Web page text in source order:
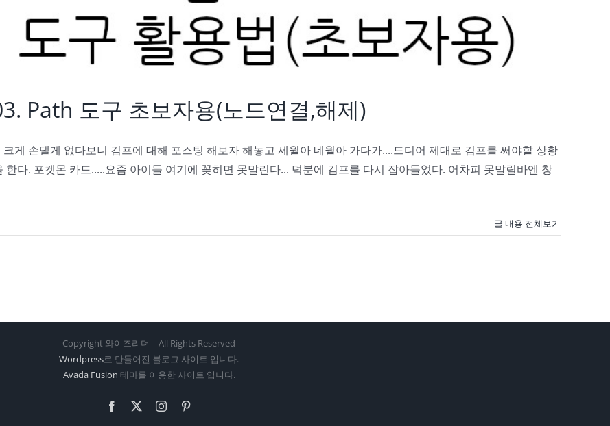
Path 도구 초보자용(노드연결,해제)
게 손댈게 없다보니 김프에 대해 포스팅 해보자 해놓고 세월아 네월아 가다가....드디어 제대로 김프를 써야할 상황
다. 포켓몬 카드.....요즘 아이들 여기에 꽂히면 못말린다... 덕분에 김프를 다시 잡아들었다. 어차피 못말릴바엔 창
글 내용 전체보기
Copyright 와이즈리더 | All Rights Reserved
Wordpress로 만들어진 블로그 사이트 입니다.
Avada Fusion 테마를 이용한 사이트 입니다.
Facebook Instagram